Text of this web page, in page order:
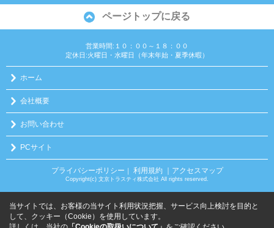
ページトップに戻る
営業時間:１０：００～１８：００
定休日:火曜日・水曜日（年末年始・夏季休暇）
ホーム
会社概要
お問い合わせ
PCサイト
プライバシーポリシー ｜ 利用規約 ｜アクセスマップ
Copyright(c) 文京トラスティ株式会社 All rights reserved.
当サイトでは、お客様の当サイト利用状況把握、サービス向上検討を目的と
して、クッキー（Cookie）を使用しています。